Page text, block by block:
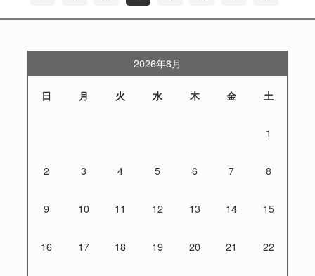
2026年8月
日 月 火 水 木 金 土
1
2 3 4 5 6 7 8
9 10 11 12 13 14 15
16 17 18 19 20 21 22